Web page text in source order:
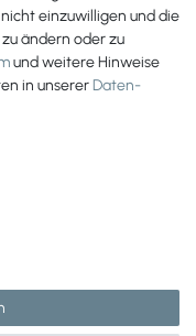
einzuwilligen und die
ändern oder zu
und weitere Hinweise
in unsererDaten­